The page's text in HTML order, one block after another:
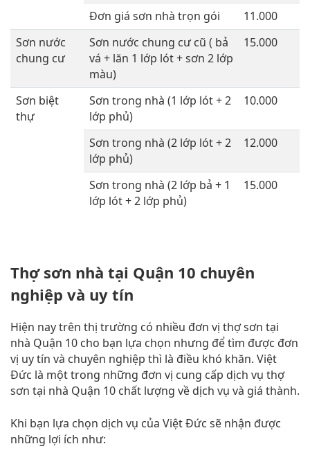
Đơn giá sơn nhà trọn gói
11.000
Sơn nước
chung cư
Sơn nước chung cư cũ ( bả
vá + lăn 1 lớp lót + sơn 2 lớp
màu)
15.000
Sơn biệt
thự
Sơn trong nhà (1 lớp lót + 2
lớp phủ)
10.000
Sơn trong nhà (2 lớp lót + 2
lớp phủ)
12.000
Sơn trong nhà (2 lớp bả + 1
lớp lót + 2 lớp phủ)
15.000
Thợ sơn nhà tại Quận 10 chuyên
nghiệp và uy tín
Hiện nay trên thị trường có nhiều đơn vị thợ sơn tại
nhà Quận 10 cho bạn lựa chọn nhưng để tìm được đơn
vị uy tín và chuyên nghiệp thì là điều khó khăn. Việt
Đức là một trong những đơn vị cung cấp dịch vụ thợ
sơn tại nhà Quận 10 chất lượng về dịch vụ và giá thành.
Khi bạn lựa chọn dịch vụ của Việt Đức sẽ nhận được
những lợi ích như: